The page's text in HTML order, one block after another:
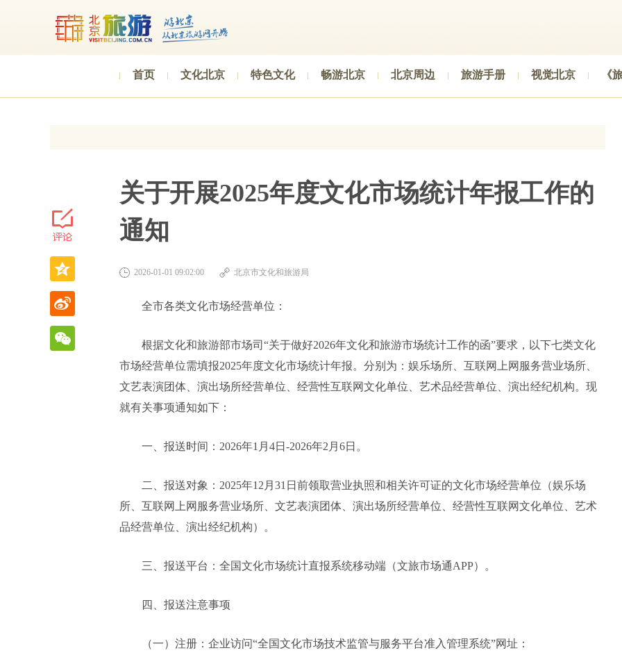
首页 文化北京 特色文化 畅游北京 北京周边 旅游手册 视觉北京 《
关于开展2025年度文化市场统计年报工作的
通知
2026-01-01 09:02:00 北京市文化和旅游局
全市各类文化市场经营单位：
根据文化和旅游部市场司“关于做好2026年文化和旅游市场统计工作的函”要求，以下七类文化
市场经营单位需填报2025年度文化市场统计年报。分别为：娱乐场所、互联网上网服务营业场所、
文艺表演团体、演出场所经营单位、经营性互联网文化单位、艺术品经营单位、演出经纪机构。现
就有关事项通知如下：
一、报送时间：2026年1月4日-2026年2月6日。
二、报送对象：2025年12月31日前领取营业执照和相关许可证的文化市场经营单位（娱乐场
所、互联网上网服务营业场所、文艺表演团体、演出场所经营单位、经营性互联网文化单位、艺术
品经营单位、演出经纪机构）。
三、报送平台：全国文化市场统计直报系统移动端（文旅市场通APP）。
四、报送注意事项
（一）注册：企业访问“全国文化市场技术监管与服务平台准入管理系统”网址：